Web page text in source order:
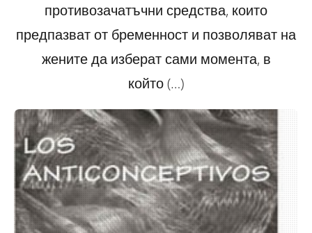
противозачатъчни средства, които
предпазват от бременност и позволяват на
жените да изберат сами момента, в
който (…)